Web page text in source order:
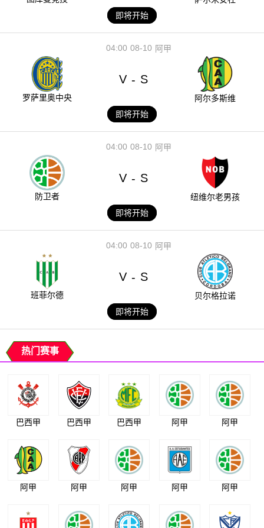
即将开始
08-10
04:00 阿甲
罗萨里奥中央
V - S
阿尔多斯维
即将开始
08-10
04:00 阿甲
防卫者
V - S
纽维尔老男孩
即将开始
08-10
04:00 阿甲
班菲尔德
V - S
贝尔格拉诺
即将开始
热门赛事
巴西甲 巴西甲 巴西甲 阿甲 阿甲
阿甲 阿甲 阿甲 阿甲 阿甲